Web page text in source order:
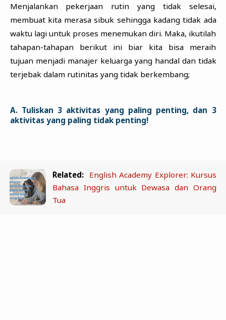
Menjalankan pekerjaan rutin yang tidak selesai,
membuat kita merasa sibuk sehingga kadang tidak ada
waktu lagi untuk proses menemukan diri. Maka, ikutilah
tahapan-tahapan berikut ini biar kita bisa meraih
tujuan menjadi manajer keluarga yang handal dan tidak
terjebak dalam rutinitas yang tidak berkembang;
A. Tuliskan 3 aktivitas yang paling penting, dan 3
aktivitas yang paling tidak penting!
Related: English Academy Explorer: Kursus
Bahasa Inggris untuk Dewasa dan Orang
Tua